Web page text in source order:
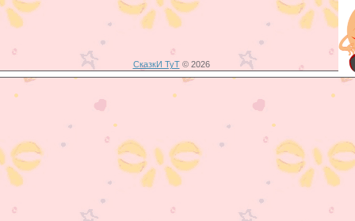
СказкИ ТуТ© 2026